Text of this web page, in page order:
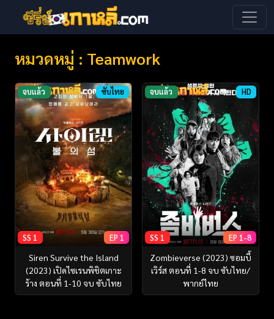
หมวดหมู่ : Teamwork
จบแล้ว ซับไทย
SS 1 EP 1
Siren Survive the Island
(2023) เปิดไซเรนพิชิตเกาะ
ร้าง ตอนที่ 1-10 จบ ซับไทย
จบแล้ว HD
SS 1 EP 1-8
Zombieverse (2023) ซอมบี้
เวิร์ส ตอนที่ 1-8 จบ ซับไทย/
พากย์ไทย